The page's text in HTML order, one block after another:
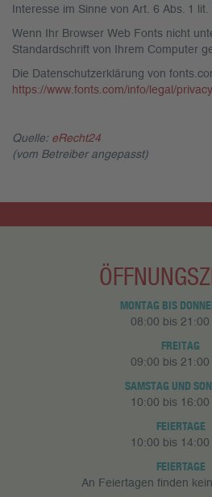
Interesse im Sinne von Art. 6 Abs. 1 lit.
Wenn Ihr Browser Web Fonts nicht
Standardschrift von Ihrem Computer
Die Datenschutzerklärung von
https://www.fonts.com/info/legal/privacy
Quelle: eRecht24
(vom Betreiber angepasst)
MONTAG BIS
08:00 bis 21:00
FREITAG
09:00 bis 21:00
SAMSTAG UND
10:00 bis 16:00
FEIERTAGE
10:00 bis 14:00
FEIERTAGE
An Feiertagen finden